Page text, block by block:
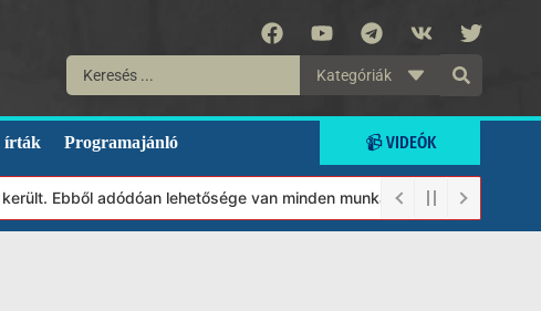
Kategóriák
írták Programajánló 📹 VIDEÓK
Ebből adódóan lehetősége van minden munkánkat segíteni